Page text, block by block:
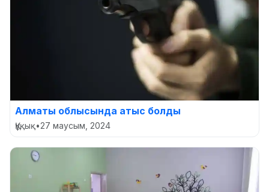
Алматы облысында атыс болды
Құқық•27 маусым, 2024